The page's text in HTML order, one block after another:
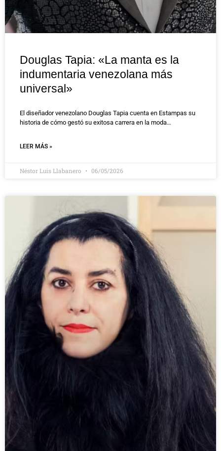
Douglas Tapia: «La manta es la
indumentaria venezolana más
universal»
El diseñador venezolano Douglas Tapia cuenta en Estampas su
historia de cómo gestó su exitosa carrera en la moda…
LEER MÁS »
Néstor Luis Llabanero 06/05/2026